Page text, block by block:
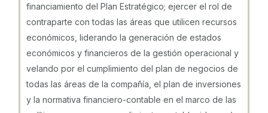
financiamiento del Plan Estratégico; ejercer el rol de
contraparte con todas las áreas que utilicen recursos
económicos, liderando la generación de estados
económicos y financieros de la gestión operacional y
velando por el cumplimiento del plan de negocios de
todas las áreas de la compañía, el plan de inversiones
y la normativa financiero-contable en el marco de las